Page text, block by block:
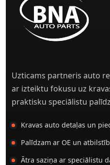
Uzticams partneris auto
ar izteiktu fokusu uz
praktisku speciālistu
Kravas auto detaļas un
Palīdzam ar OE un
Ātra saziņa ar speciālistu